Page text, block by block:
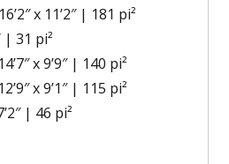
x 11’2″ | 181 pi²
| 31 pi²
x 9’9″ | 140 pi²
x 9’1″ | 115 pi²
| 46 pi²